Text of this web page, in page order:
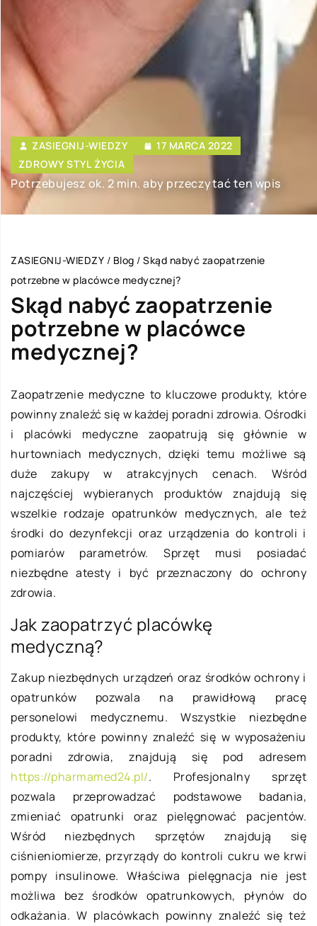
ZASIEGNIJ-WIEDZY
17 MARCA 2022
ZDROWY STYL ŻYCIA
Potrzebujesz ok. 2 min. aby przeczytać ten wpis
ZASIEGNIJ-WIEDZY / Blog / Skąd nabyć zaopatrzenie
potrzebne w placówce medycznej?
Skąd nabyć zaopatrzenie
potrzebne w placówce
medycznej?
Zaopatrzenie medyczne to kluczowe produkty, które
powinny znaleźć się w każdej poradni zdrowia. Ośrodki
i placówki medyczne zaopatrują się głównie w
hurtowniach medycznych, dzięki temu możliwe są
duże zakupy w atrakcyjnych cenach. Wśród
najczęściej wybieranych produktów znajdują się
wszelkie rodzaje opatrunków medycznych, ale też
środki do dezynfekcji oraz urządzenia do kontroli i
pomiarów parametrów. Sprzęt musi posiadać
niezbędne atesty i być przeznaczony do ochrony
zdrowia.
Jak zaopatrzyć placówkę
medyczną?
Zakup niezbędnych urządzeń oraz środków ochrony i
opatrunków pozwala na prawidłową pracę
personelowi medycznemu. Wszystkie niezbędne
produkty, które powinny znaleźć się w wyposażeniu
poradni zdrowia, znajdują się pod adresem
https://pharmamed24.pl/. Profesjonalny sprzęt
pozwala przeprowadzać podstawowe badania,
zmieniać opatrunki oraz pielęgnować pacjentów.
Wśród niezbędnych sprzętów znajdują się
ciśnieniomierze, przyrządy do kontroli cukru we krwi
pompy insulinowe. Właściwa pielęgnacja nie jest
możliwa bez środków opatrunkowych, płynów do
odkażania. W placówkach powinny znaleźć się też